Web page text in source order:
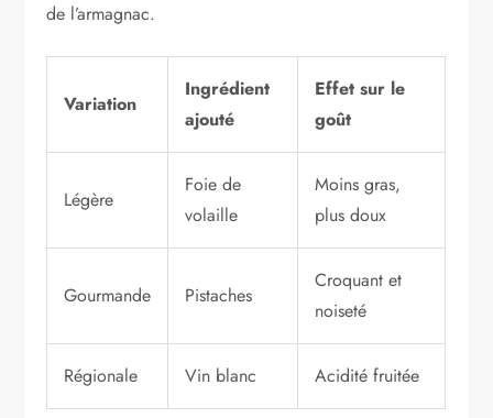
de l’armagnac.
Variation
Ingrédient
ajouté
Effet sur le
goût
Légère
Foie de
volaille
Moins gras,
plus doux
Gourmande Pistaches
Croquant et
noiseté
Régionale Vin blanc Acidité fruitée